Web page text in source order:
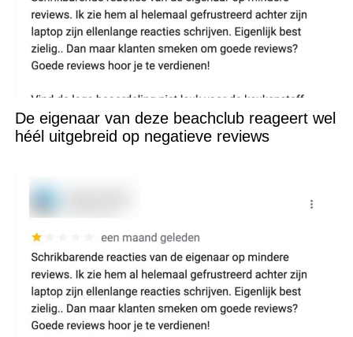
De eigenaar van deze beachclub reageert wel
héél uitgebreid op negatieve reviews